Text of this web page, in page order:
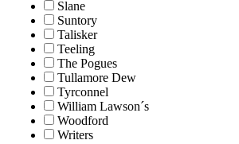
Slane
Suntory
Talisker
Teeling
The Pogues
Tullamore Dew
Tyrconnel
William Lawson´s
Woodford
Writers